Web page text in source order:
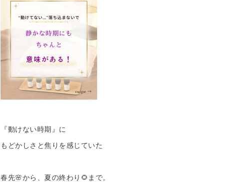
『動けない時期』に
もどかしさと焦りを感じていた
春先🌸から、夏の終わり🌻まで。